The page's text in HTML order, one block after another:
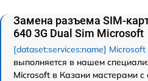
Замена разъема SIM-
640 3G Dual Sim Microsoft
[dataset:services:name]
выполняется в нашем
Microsoft в Казани мастерами